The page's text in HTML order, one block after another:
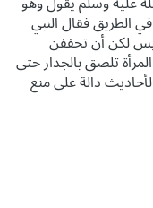
الطريق فقال النبي
لكن أن تحففن
تلصق بالجدار حتى
دالة على منع